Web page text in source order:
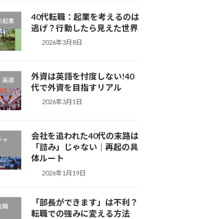
起業
40代転職：起業を考えるのは
逃げ？行動したら見えた世界
2026年3月8日
英語
外資は英語を忖度しない!40
代で外資を目指すリアル
2026年3月1日
ャ
会社を追われた40代の末路は
「詰み」じゃない｜再起の具
体ルート
2026年1月19日
職
「部長ができます」は不利？
転職での強みに変える方法